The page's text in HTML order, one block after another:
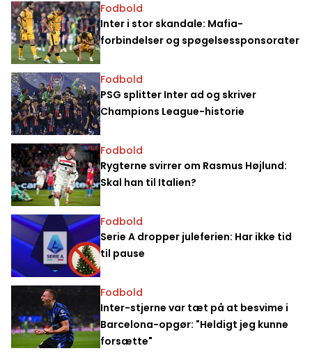
Fodbold
Inter i stor skandale: Mafia-
forbindelser og spøgelsessponsorater
Fodbold
PSG splitter Inter ad og skriver
Champions League-historie
Fodbold
Rygterne svirrer om Rasmus Højlund:
Skal han til Italien?
Fodbold
Serie A dropper juleferien: Har ikke tid
til pause
Fodbold
Inter-stjerne var tæt på at besvime i
Barcelona-opgør: "Heldigt jeg kunne
forsætte"